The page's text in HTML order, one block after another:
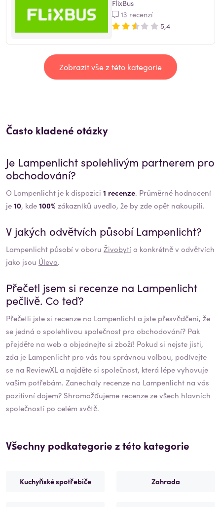
FlixBus
13 recenzí
5,4
Zobrazit vše z této kategorie
Často kladené otázky
Je Lampenlicht spolehlivým partnerem pro
obchodování?
O Lampenlicht je k dispozici 1 recenze. Průměrné hodnocení
je10, kde100% zákazníků uvedlo, že by zde opět nakoupili.
V jakých odvětvích působí Lampenlicht?
Lampenlicht působí v oboru Živobytía konkrétně v odvětvích
jako jsou Úleva.
Přečetl jsem si recenze na Lampenlicht
pečlivě. Co teď?
Přečetli jste si recenze na Lampenlichta jste přesvědčeni, že
se jedná o spolehlivou společnost pro obchodování? Pak
přejděte na web a objednejte si zboží! Pokud si nejste jisti,
zda je Lampenlicht pro vás tou správnou volbou, podívejte
se na ReviewXL a najděte si společnost, která lépe vyhovuje
vašim potřebám. Zanechaly recenze na Lampenlicht na vás
pozitivní dojem? Shromažďujeme recenzeze všech hlavních
společností po celém světě.
Všechny podkategorie z této kategorie
Kuchyňské spotřebiče Zahrada